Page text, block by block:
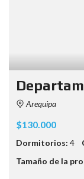
Arequipa
$130.000
Dormitorios: 4
Tamaño de la